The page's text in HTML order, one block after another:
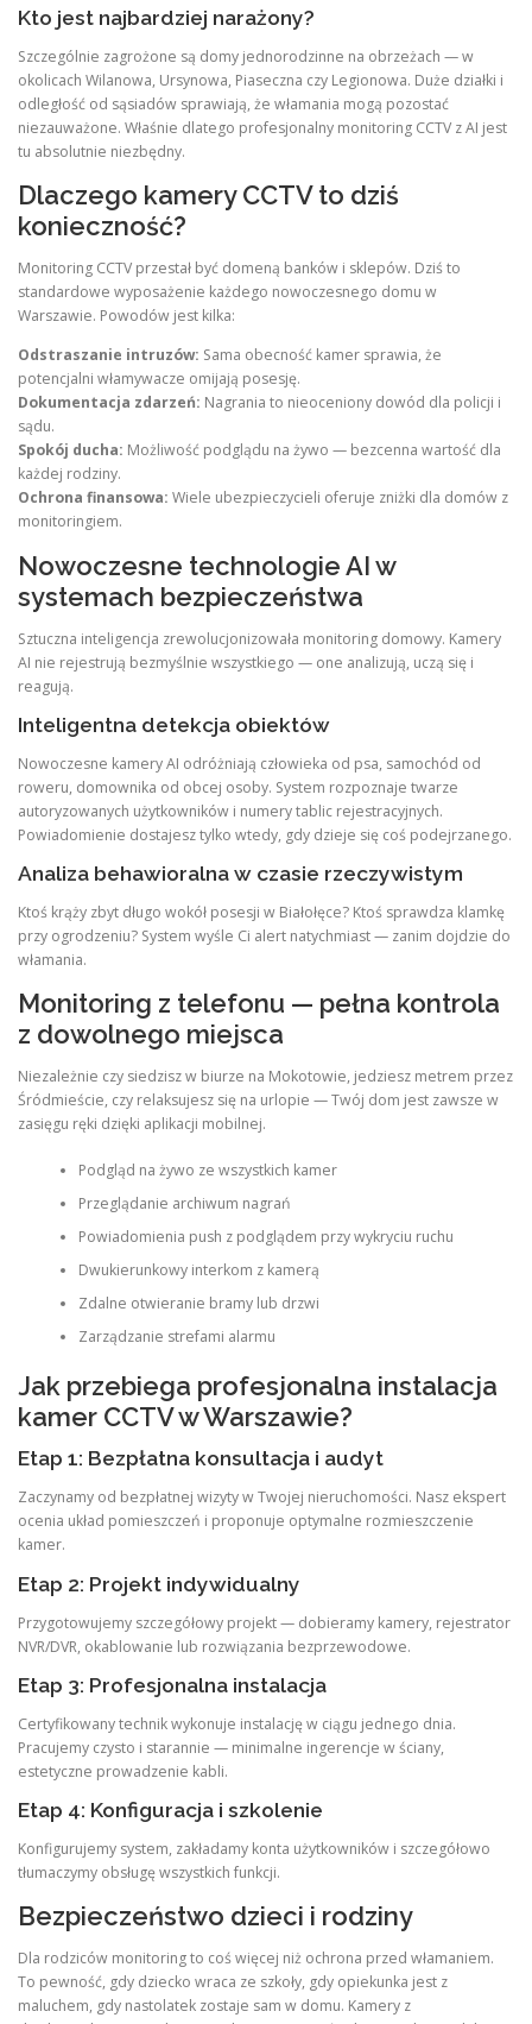
Kto jest najbardziej narażony?
Szczególnie zagrożone są domy jednorodzinne na obrzeżach — w
okolicach Wilanowa, Ursynowa, Piaseczna czy Legionowa. Duże działki i
odległość od sąsiadów sprawiają, że włamania mogą pozostać
niezauważone. Właśnie dlatego profesjonalny monitoring CCTV z AI jest
tu absolutnie niezbędny.
Dlaczego kamery CCTV to dziś
konieczność?
Monitoring CCTV przestał być domeną banków i sklepów. Dziś to
standardowe wyposażenie każdego nowoczesnego domu w
Warszawie. Powodów jest kilka:
Odstraszanie intruzów: Sama obecność kamer sprawia, że
potencjalni włamywacze omijają posesję.
Dokumentacja zdarzeń: Nagrania to nieoceniony dowód dla policji i
sądu.
Spokój ducha: Możliwość podglądu na żywo — bezcenna wartość dla
każdej rodziny.
Ochrona finansowa: Wiele ubezpieczycieli oferuje zniżki dla domów z
monitoringiem.
Nowoczesne technologie AI w
systemach bezpieczeństwa
Sztuczna inteligencja zrewolucjonizowała monitoring domowy. Kamery
AI nie rejestrują bezmyślnie wszystkiego — one analizują, uczą się i
reagują.
Inteligentna detekcja obiektów
Nowoczesne kamery AI odróżniają człowieka od psa, samochód od
roweru, domownika od obcej osoby. System rozpoznaje twarze
autoryzowanych użytkowników i numery tablic rejestracyjnych.
Powiadomienie dostajesz tylko wtedy, gdy dzieje się coś podejrzanego.
Analiza behawioralna w czasie rzeczywistym
Ktoś krąży zbyt długo wokół posesji w Białołęce? Ktoś sprawdza klamkę
przy ogrodzeniu? System wyśle Ci alert natychmiast — zanim dojdzie do
włamania.
Monitoring z telefonu — pełna kontrola
z dowolnego miejsca
Niezależnie czy siedzisz w biurze na Mokotowie, jedziesz metrem przez
Śródmieście, czy relaksujesz się na urlopie — Twój dom jest zawsze w
zasięgu ręki dzięki aplikacji mobilnej.
Podgląd na żywo ze wszystkich kamer
Przeglądanie archiwum nagrań
Powiadomienia push z podglądem przy wykryciu ruchu
Dwukierunkowy interkom z kamerą
Zdalne otwieranie bramy lub drzwi
Zarządzanie strefami alarmu
Jak przebiega profesjonalna instalacja
kamer CCTV w Warszawie?
Etap 1: Bezpłatna konsultacja i audyt
Zaczynamy od bezpłatnej wizyty w Twojej nieruchomości. Nasz ekspert
ocenia układ pomieszczeń i proponuje optymalne rozmieszczenie
kamer.
Etap 2: Projekt indywidualny
Przygotowujemy szczegółowy projekt — dobieramy kamery, rejestrator
NVR/DVR, okablowanie lub rozwiązania bezprzewodowe.
Etap 3: Profesjonalna instalacja
Certyfikowany technik wykonuje instalację w ciągu jednego dnia.
Pracujemy czysto i starannie — minimalne ingerencje w ściany,
estetyczne prowadzenie kabli.
Etap 4: Konfiguracja i szkolenie
Konfigurujemy system, zakładamy konta użytkowników i szczegółowo
tłumaczymy obsługę wszystkich funkcji.
Bezpieczeństwo dzieci i rodziny
Dla rodziców monitoring to coś więcej niż ochrona przed włamaniem.
To pewność, gdy dziecko wraca ze szkoły, gdy opiekunka jest z
maluchem, gdy nastolatek zostaje sam w domu. Kamery z